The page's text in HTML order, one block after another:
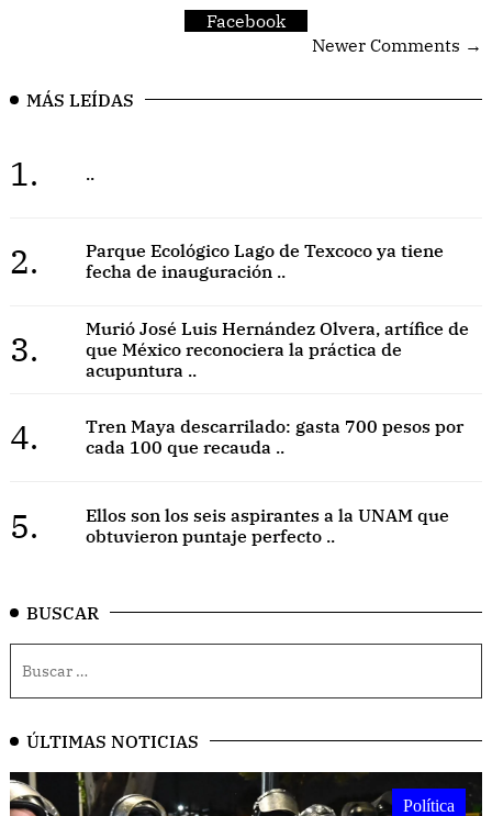
Facebook
Newer Comments →
MÁS LEÍDAS
1. ..
2.
Parque Ecológico Lago de Texcoco ya tiene
fecha de inauguración ..
3.
Murió José Luis Hernández Olvera, artífice de
que México reconociera la práctica de
acupuntura ..
4.
Tren Maya descarrilado: gasta 700 pesos por
cada 100 que recauda ..
5.
Ellos son los seis aspirantes a la UNAM que
obtuvieron puntaje perfecto ..
BUSCAR
ÚLTIMAS NOTICIAS
Política